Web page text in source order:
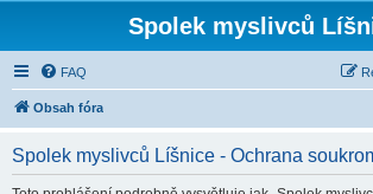
Spolek myslivců
FAQ
Obsah fóra
Spolek myslivců Líšnice - Ochrana